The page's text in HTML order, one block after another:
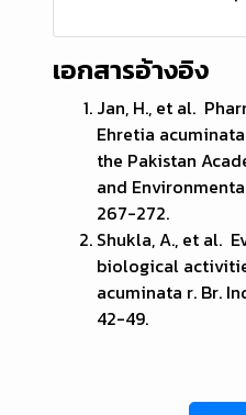
เอกสารอ้างอิง
Jan, H., et al.
Ehretia
the Pakistan
and
267-272.
Shukla, A., et al.
biological
acuminata r. Br.
42-49.